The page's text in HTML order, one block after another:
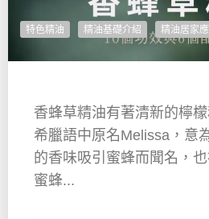
特色精油 精油基礎介紹 精油居家
香蜂草精油有著清新的檸
希臘語中原名Melissa，意
的香味吸引蜜蜂而聞名，
蜜蜂...